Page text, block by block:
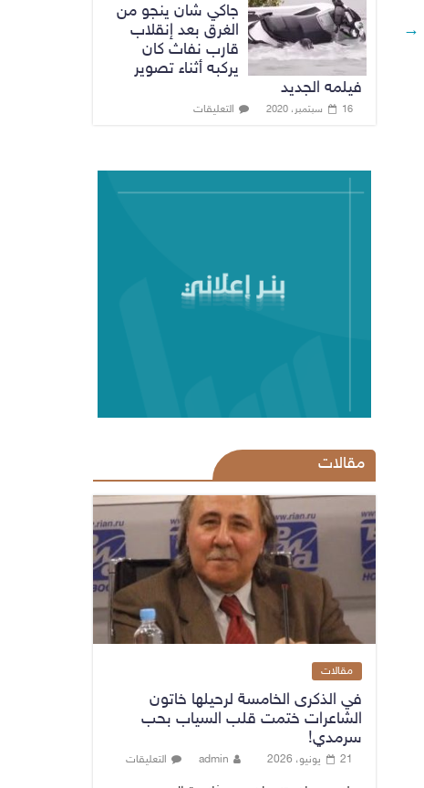
→
جاكي شان ينجو من
الغرق بعد إنقلاب
قارب نفاث كان
يركبه أثناء تصوير
فيلمه الجديد
16 سبتمبر، 2020 التعليقات
مقالات
مقالات
في الذكرى الخامسة لرحيلها خاتون
الشاعرات ختمت قلب السياب بحب
سرمدي!
21 يونيو، 2026 admin التعليقات